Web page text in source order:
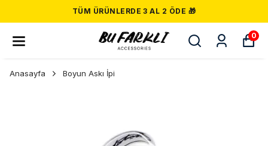
TÜM ÜRÜNLERDE 3 AL 2 ÖDE 🎁
0
Anasayfa Boyun Askı İpi